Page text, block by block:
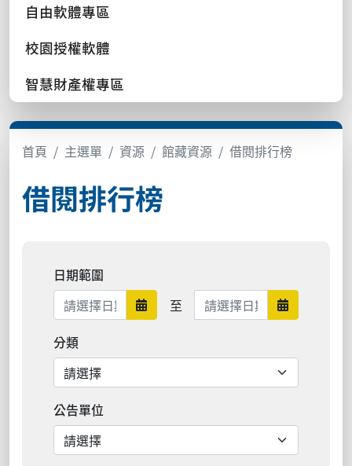
自由軟體專區
校園授權軟體
智慧財產權專區
首頁 主選單 資源 館藏資源 借閱排行榜
借閱排行榜
日期範圍
日期範圍開始
至 日期範圍結束 日期範圍
分類
公告單位